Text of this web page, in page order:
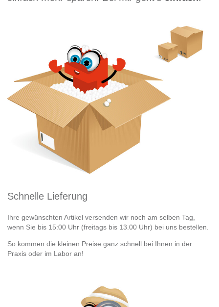
Schnelle Lieferung
Ihre gewünschten Artikel versenden wir noch am selben Tag,
wenn Sie bis 15:00 Uhr (freitags bis 13.00 Uhr) bei uns bestellen.
So kommen die kleinen Preise ganz schnell bei Ihnen in der
Praxis oder im Labor an!